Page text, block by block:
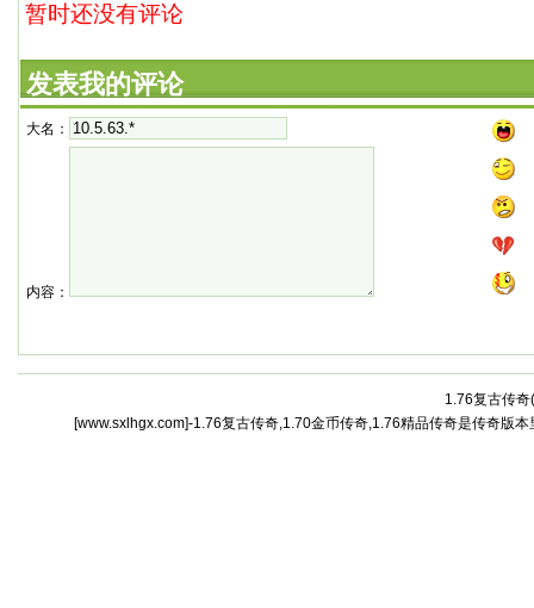
暂时还没有评论
发表我的评论
大名：
内容：
1.76复古传奇(
[www.sxlhgx.com]-1.76复古传奇,1.70金币传奇,1.76精品传奇是传奇版